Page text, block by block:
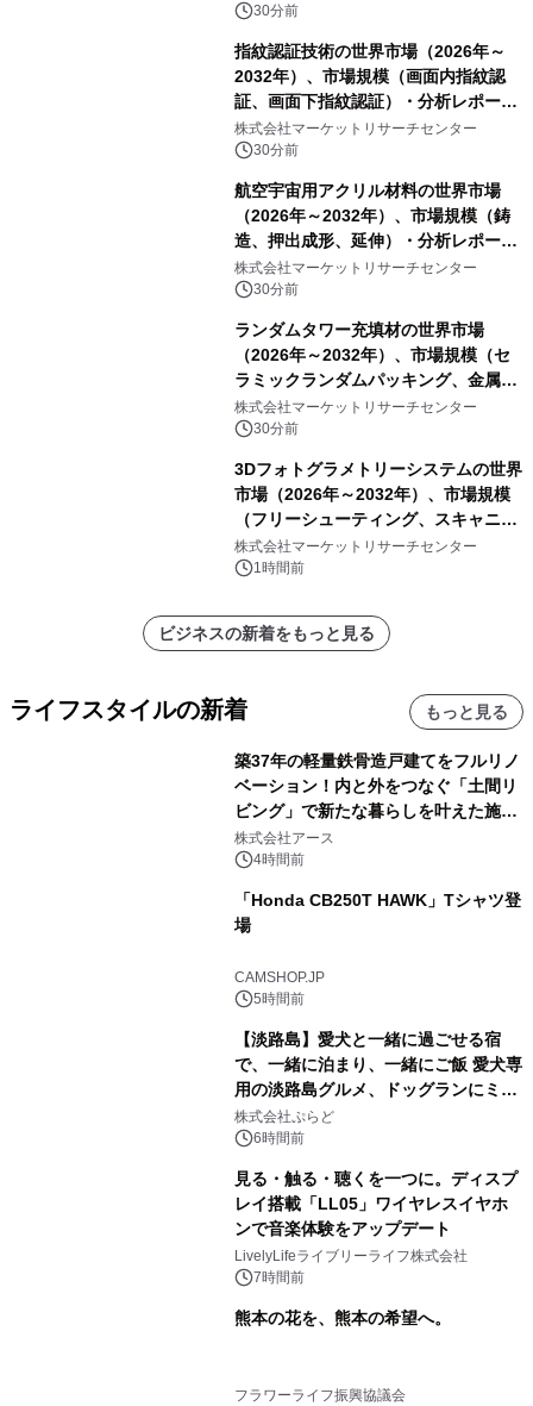
トを発表
30分前
指紋認証技術の世界市場（2026年～
2032年）、市場規模（画面内指紋認
証、画面下指紋認証）・分析レポート
を発表
株式会社マーケットリサーチセンター
30分前
航空宇宙用アクリル材料の世界市場
（2026年～2032年）、市場規模（鋳
造、押出成形、延伸）・分析レポート
を発表
株式会社マーケットリサーチセンター
30分前
ランダムタワー充填材の世界市場
（2026年～2032年）、市場規模（セ
ラミックランダムパッキング、金属ラ
ンダムパッキング、プラスチックラン
ダムパッキング、カーボンランダムパ
株式会社マーケットリサーチセンター
30分前
3Dフォトグラメトリーシステムの世界
市場（2026年～2032年）、市場規模
（フリーシューティング、スキャニン
グ、その他）・分析レポートを発表
株式会社マーケットリサーチセンター
1時間前
ビジネスの新着をもっと見る
ライフスタイルの新着 もっと見る
築37年の軽量鉄骨造戸建てをフルリノ
ベーション！内と外をつなぐ「土間リ
ビング」で新たな暮らしを叶えた施工
事例を株式会社アースが公開
株式会社アース
4時間前
「Honda CB250T HAWK」Tシャツ登
場
CAMSHOP.JP
5時間前
【淡路島】愛犬と一緒に過ごせる宿
で、一緒に泊まり、一緒にご飯 愛犬専
用の淡路島グルメ、ドッグランにミニ
プール グランピングとトレーラーハウ
スの2施設で
株式会社ぷらど
6時間前
見る・触る・聴くを一つに。ディスプ
レイ搭載「LL05」ワイヤレスイヤホ
ンで音楽体験をアップデート
LivelyLifeライブリーライフ株式会社
7時間前
熊本の花を、熊本の希望へ。
フラワーライフ振興協議会